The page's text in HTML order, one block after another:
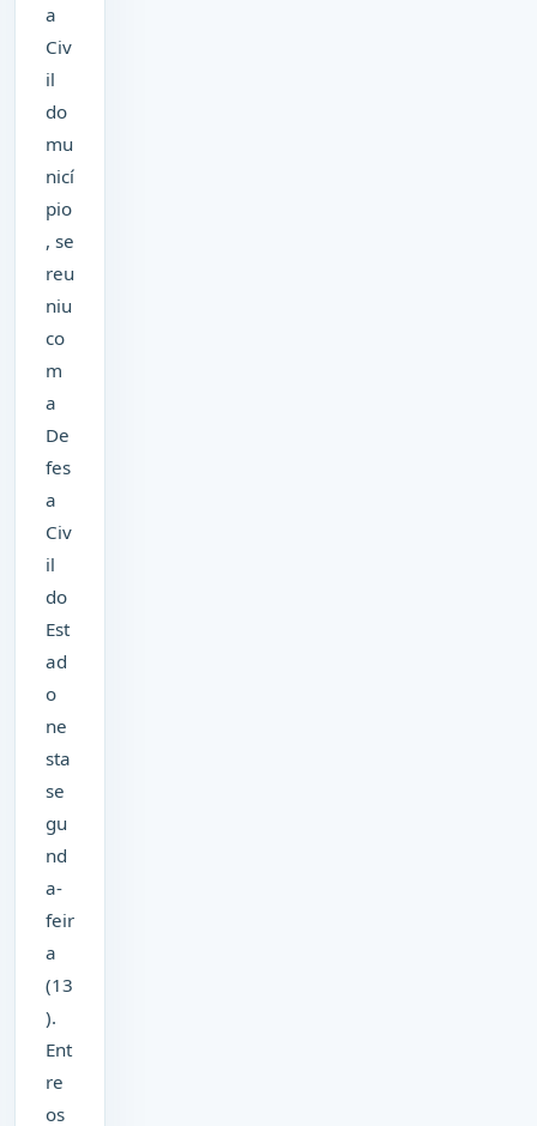
a
Civ
il
do
mu
nicí
pio
, se
reu
niu
co
m
a
De
fes
a
Civ
il
do
Est
ad
o
ne
sta
se
gu
nd
a-
feir
a
(13
).
Ent
re
os